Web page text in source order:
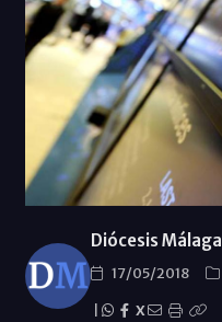
Diócesis Málaga
17/05/2018
X